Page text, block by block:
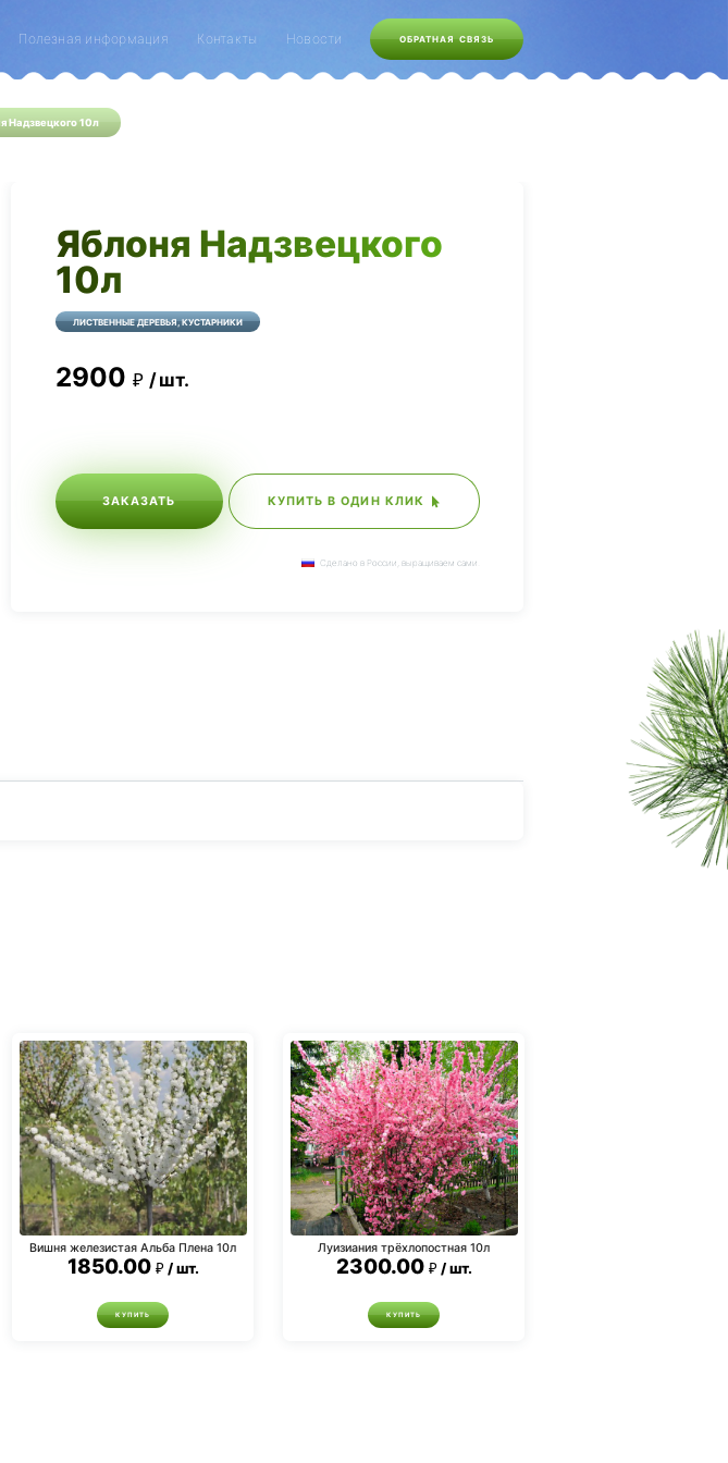
Полезная информация Контакты Новости ОБРАТНАЯ СВЯЗЬ
Надзвецкого 10л
Яблоня Надзвецкого
10л
ЛИСТВЕННЫЕ ДЕРЕВЬЯ, КУСТАРНИКИ
2900 шт.
ЗАКАЗАТЬ КУПИТЬ В ОДИН КЛИК
Сделано в России, выращиваем сами.
Вишня железистая Альба Плена 10л
1850.00 шт.
КУПИТЬ
Луизиания трёхлопостная 10л
2300.00 шт.
КУПИТЬ